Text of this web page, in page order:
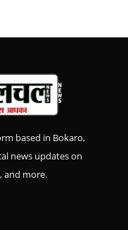
based in Bokaro,
news updates on
and more.